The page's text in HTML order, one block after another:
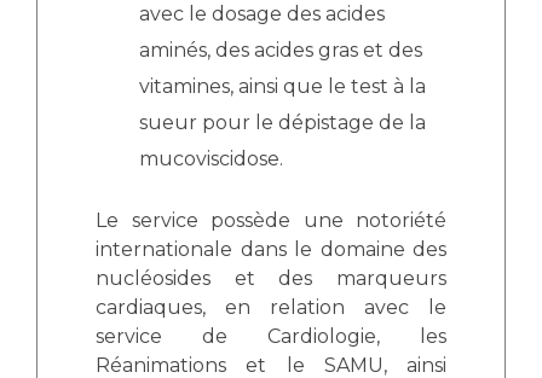
Médecine nucléaire
Maternité Hôpital Nord
Adresser un examen au Laboratoire d'Infectiologie
Centres de référence Maladies Rares
Plateforme d'Expertise Maladies Rares
Presse / Multimédia
Communiqués de presse
Dossiers de presse
Médiathèque
avec le dosage des acides
aminés, des acides gras et des
vitamines, ainsi que le test à la
sueur pour le dépistage de la
mucoviscidose.
Le service possède une notoriété
internationale dans le domaine des
nucléosides et des marqueurs
cardiaques, en relation avec le
service de Cardiologie, les
Réanimations et le SAMU, ainsi